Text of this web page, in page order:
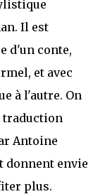
Il est
d'un conte,
et avec
à l'autre. On
traduction
Antoine
donnent envie
plus.